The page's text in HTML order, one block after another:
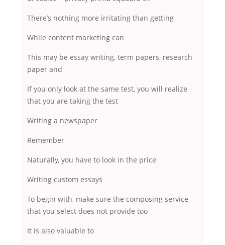
There’s nothing more irritating than getting
While content marketing can
This may be essay writing, term papers, research
paper and
If you only look at the same test, you will realize
that you are taking the test
Writing a newspaper
Remember
Naturally, you have to look in the price
Writing custom essays
To begin with, make sure the composing service
that you select does not provide too
It is also valuable to